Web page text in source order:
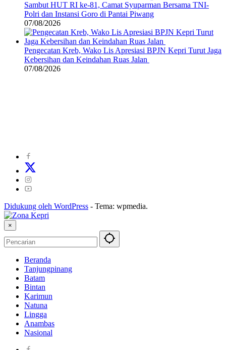
Sambut HUT RI ke-81, Camat Syuparman Bersama TNI-
Polri dan Instansi Goro di Pantai Piwang
07/08/2026
Pengecatan Kreb, Wako Lis Apresiasi BPJN Kepri Turut Jaga
Kebersihan dan Keindahan Ruas Jalan
07/08/2026
Didukung oleh WordPress - Tema: wpmedia.
×
Beranda
Tanjungpinang
Batam
Bintan
Karimun
Natuna
Lingga
Anambas
Nasional